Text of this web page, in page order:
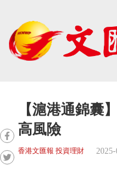
【滬港通錦囊
高風險
香港文匯報 投資理財